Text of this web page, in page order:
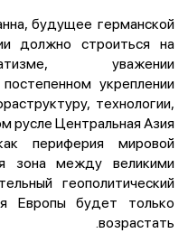
будущее германской
должно строиться на
уважении
укреплении
технологии,
русле Центральная Азия
периферия мировой
зона между великими
геополитический
Европы будет только
возрастать.